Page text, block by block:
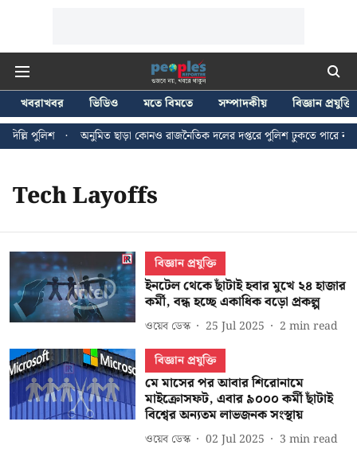
খবরাখবর ভিডিও মতে বিমতে সম্পাদকীয়
বিজ্ঞান প্রযুক্তি
পুলিশ
অনুমিত ছাড়া কোনও রাজনৈতিক দলের দপ্তরে পুলিশ ঢুকতে পারে না -
Tech Layoffs
বিজ্ঞান প্রযুক্তি
ইনটেল থেকে ছাঁটাই হবার মুখে ২৪ হাজার
কর্মী, বন্ধ হচ্ছে একাধিক বড়ো প্রকল্প
ওয়েব ডেস্ক 25 Jul 2025 2 min read
বিজ্ঞান প্রযুক্তি
মে মাসের পর আবার শিরোনামে
মাইক্রোসফট, এবার ৯০০০ কর্মী ছাঁটাই
বিশ্বের অন্যতম লাভজনক সংস্থায়
ওয়েব ডেস্ক 02 Jul 2025 3 min read